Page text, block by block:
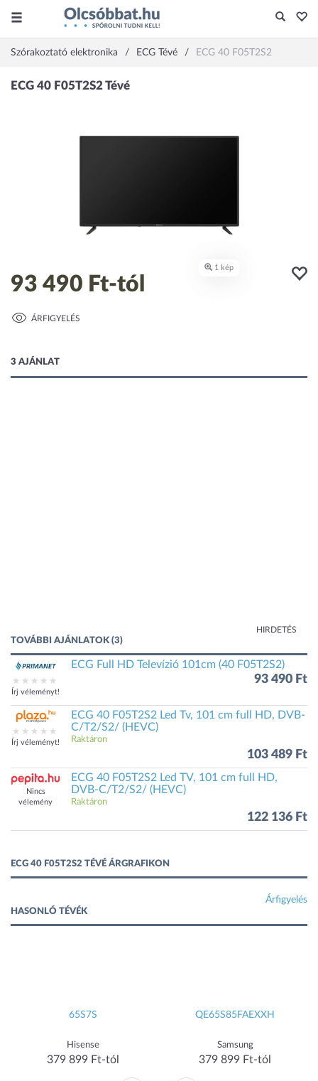
Szórakoztató elektronika ECG Tévé ECG 40 F05T2S2
93 490 Ft-tól
ÁRFIGYELÉS
3 AJÁNLAT
HIRDETÉS
TOVÁBBI AJÁNLATOK (3)
Írj véleményt!
ECG Full HD Televízió 101cm (40 F05T2S2)
93 490 Ft
Írj véleményt!
ECG 40 F05T2S2 Led Tv, 101 cm full HD, DVB-
C/T2/S2/ (HEVC)
Raktáron
103 489 Ft
Nincs
vélemény
ECG 40 F05T2S2 Led TV, 101 cm full HD,
DVB-C/T2/S2/ (HEVC)
Raktáron
122 136 Ft
ECG 40 F05T2S2 TÉVÉ ÁRGRAFIKON
Árfigyelés
HASONLÓ TÉVÉK
65S7S
Hisense
379 899 Ft-tól
QE65S85FAEXXH
Samsung
379 899 Ft-tól